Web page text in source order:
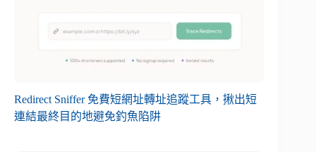
Redirect Sniffer 免費短網址轉址追蹤工具，揪出短
連結最終目的地避免釣魚陷阱